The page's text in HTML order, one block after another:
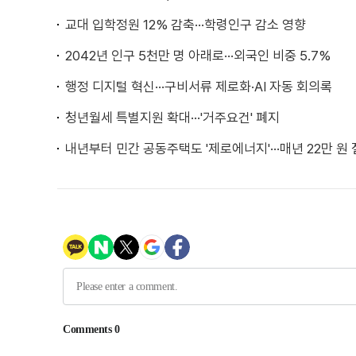
교대 입학정원 12% 감축···학령인구 감소 영향
2042년 인구 5천만 명 아래로···외국인 비중 5.7%
행정 디지털 혁신···구비서류 제로화·AI 자동 회의록
청년월세 특별지원 확대···'거주요건' 폐지
내년부터 민간 공동주택도 '제로에너지'···매년 22만